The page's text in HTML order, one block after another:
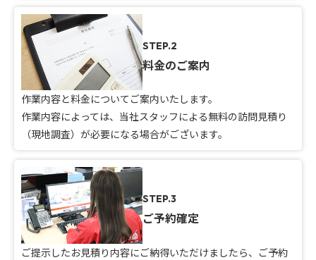
STEP.2
料金のご案内
作業内容と料金についてご案内いたします。
作業内容によっては、当社スタッフによる無料の訪問見積り
（現地調査）が必要になる場合がございます。
STEP.3
ご予約確定
ご提示したお見積り内容にご納得いただけましたら、ご予約